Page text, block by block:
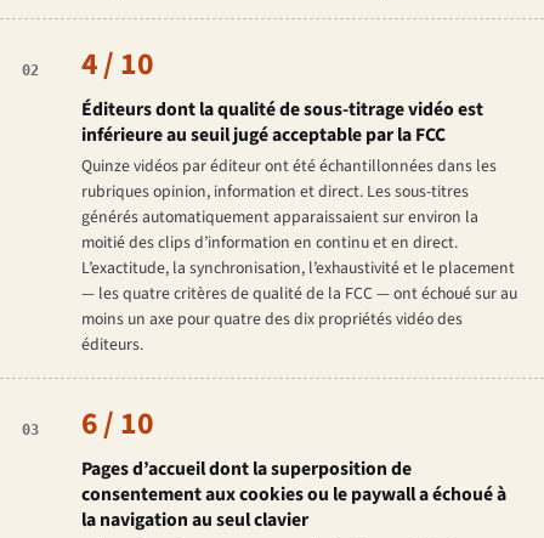
02 4 / 10
Éditeurs dont la qualité de sous-titrage vidéo est
inférieure au seuil jugé acceptable par la FCC
Quinze vidéos par éditeur ont été échantillonnées dans les
rubriques opinion, information et direct. Les sous-titres
générés automatiquement apparaissaient sur environ la
moitié des clips d’information en continu et en direct.
L’exactitude, la synchronisation, l’exhaustivité et le placement
— les quatre critères de qualité de la FCC — ont échoué sur au
moins un axe pour quatre des dix propriétés vidéo des
éditeurs.
03 6 / 10
Pages d’accueil dont la superposition de
consentement aux cookies ou le paywall a échoué à
la navigation au seul clavier